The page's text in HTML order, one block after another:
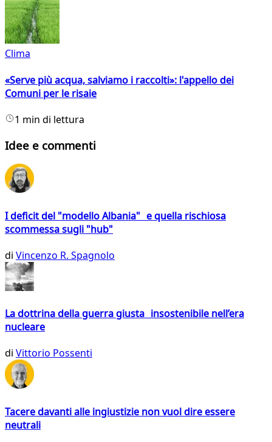
Clima
«Serve più acqua, salviamo i raccolti»: l'appello dei
Comuni per le risaie
1 min di lettura
Idee e commenti
I deficit del "modello Albania" e quella rischiosa
scommessa sugli "hub"
di Vincenzo R. Spagnolo
La dottrina della guerra giusta insostenibile nell’era
nucleare
di Vittorio Possenti
Tacere davanti alle ingiustizie non vuol dire essere
neutrali